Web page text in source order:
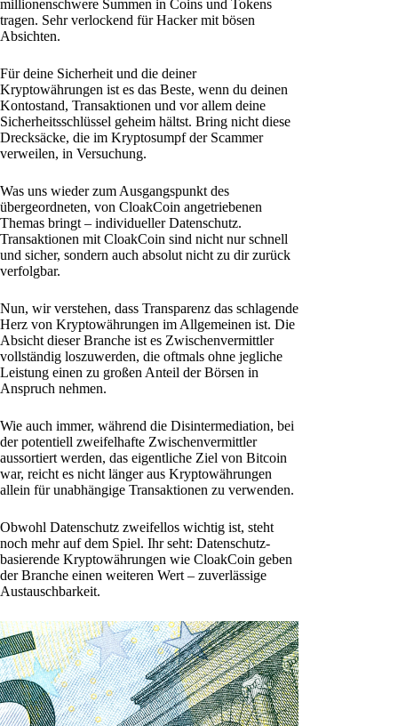
millionenschwere Summen in Coins und Tokens
tragen. Sehr verlockend für Hacker mit bösen
Absichten.
Für deine Sicherheit und die deiner
Kryptowährungen ist es das Beste, wenn du deinen
Kontostand, Transaktionen und vor allem deine
Sicherheitsschlüssel geheim hältst. Bring nicht diese
Drecksäcke, die im Kryptosumpf der Scammer
verweilen, in Versuchung.
Was uns wieder zum Ausgangspunkt des
übergeordneten, von CloakCoin angetriebenen
Themas bringt – individueller Datenschutz.
Transaktionen mit CloakCoin sind nicht nur schnell
und sicher, sondern auch absolut nicht zu dir zurück
verfolgbar.
Nun, wir verstehen, dass Transparenz das schlagende
Herz von Kryptowährungen im Allgemeinen ist. Die
Absicht dieser Branche ist es Zwischenvermittler
vollständig loszuwerden, die oftmals ohne jegliche
Leistung einen zu großen Anteil der Börsen in
Anspruch nehmen.
Wie auch immer, während die Disintermediation, bei
der potentiell zweifelhafte Zwischenvermittler
aussortiert werden, das eigentliche Ziel von Bitcoin
war, reicht es nicht länger aus Kryptowährungen
allein für unabhängige Transaktionen zu verwenden.
Obwohl Datenschutz zweifellos wichtig ist, steht
noch mehr auf dem Spiel. Ihr seht: Datenschutz-
basierende Kryptowährungen wie CloakCoin geben
der Branche einen weiteren Wert – zuverlässige
Austauschbarkeit.